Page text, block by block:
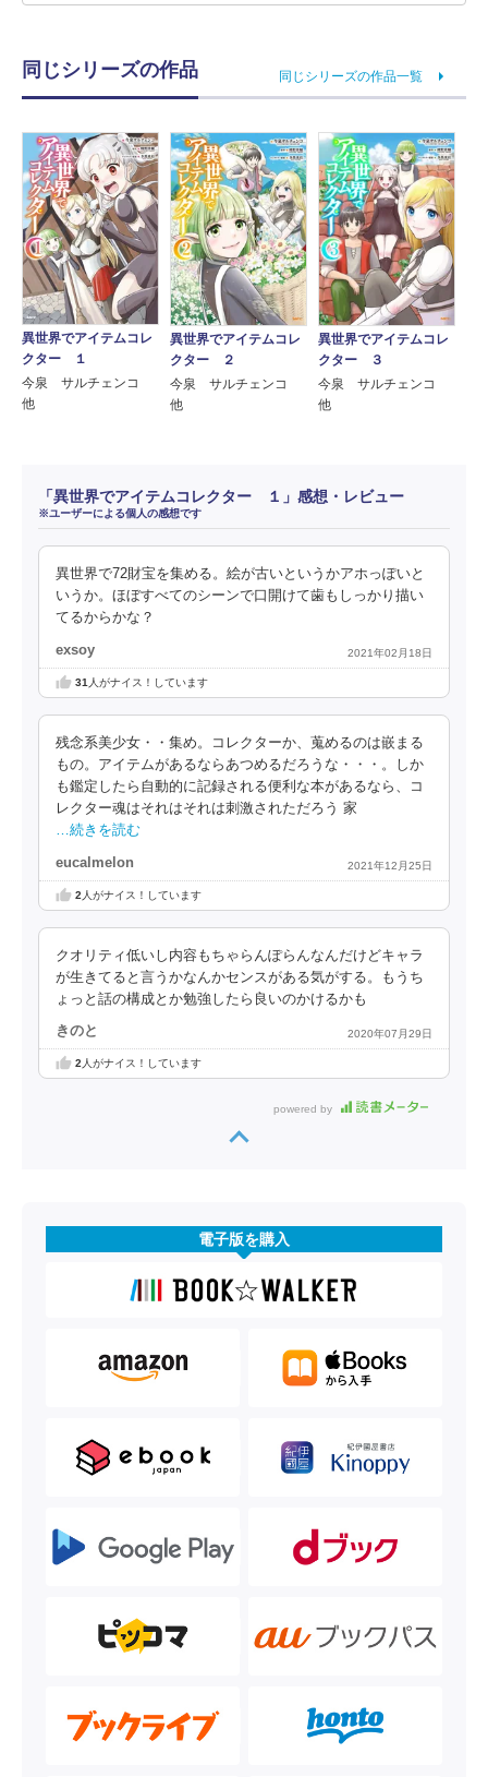
同じシリーズの作品 同じシリーズの作品一覧
異世界でアイテムコレ
クター １
今泉 サルチェンコ
他
異世界でアイテムコレ
クター ２
今泉 サルチェンコ
他
異世界でアイテムコレ
クター ３
今泉 サルチェンコ
他
「異世界でアイテムコレクター １」感想・レビュー
※ユーザーによる個人の感想です
異世界で72財宝を集める。絵が古いというかアホっぽいと
いうか。ほぼすべてのシーンで口開けて歯もしっかり描い
てるからかな？
exsoy 2021年02月18日
31 人がナイス！しています
残念系美少女・・集め。コレクターか、蒐めるのは嵌まる
もの。アイテムがあるならあつめるだろうな・・・。しか
も鑑定したら自動的に記録される便利な本があるなら、コ
レクター魂はそれはそれは刺激されただろう 家
…続きを読む
eucalmelon 2021年12月25日
2 人がナイス！しています
クオリティ低いし内容もちゃらんぽらんなんだけどキャラ
が生きてると言うかなんかセンスがある気がする。もうち
ょっと話の構成とか勉強したら良いのかけるかも
きのと 2020年07月29日
2 人がナイス！しています
powered by
電子版を購入